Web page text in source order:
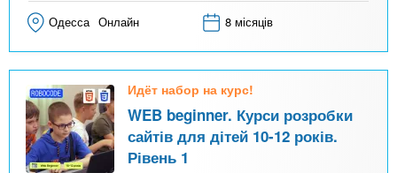
Одесса Онлайн 8 місяців
Идёт набор на курс!
WEB beginner. Курси розробки
сайтів для дітей 10-12 років.
Рівень 1